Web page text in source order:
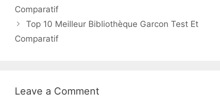
Comparatif
Top 10 Meilleur Bibliothèque Garcon Test Et
Comparatif
Leave a Comment